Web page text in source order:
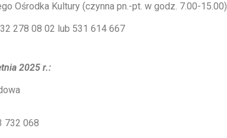
Ośrodka Kultury (czynna pn.-pt. w godz. 7.00-15.00)
278 08 02 lub 531 614 667
2025 r.:
732 068